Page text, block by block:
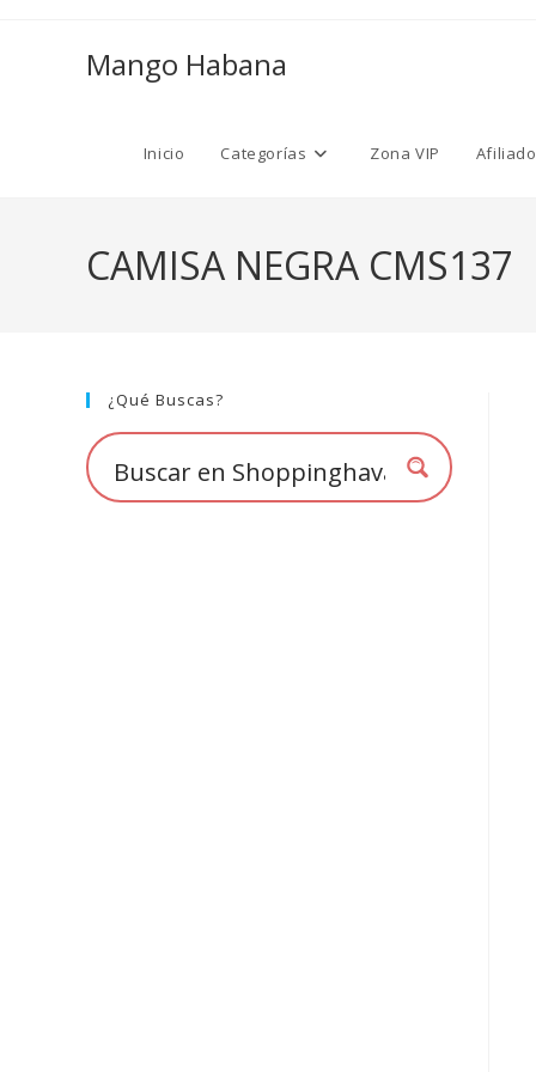
Mango Habana
Inicio Categorías Zona VIP
CAMISA NEGRA CMS137
¿Qué Buscas?